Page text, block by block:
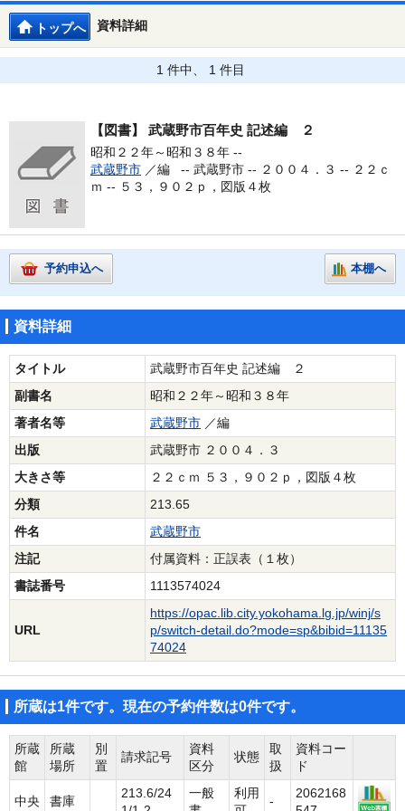
資料詳細
トップへ
1 件中、 1 件目
【図書】 武蔵野市百年史 記述編 ２
昭和２２年～昭和３８年 --
武蔵野市 ／編 -- 武蔵野市 -- ２００４．３ -- ２２ｃ
ｍ -- ５３，９０２ｐ，図版４枚
予約申込へ 本棚へ
資料詳細
タイトル
武蔵野市百年史 記述編 ２
副書名
昭和２２年～昭和３８年
著者名等
武蔵野市 ／編
出版
武蔵野市 ２００４．３
大きさ等
２２ｃｍ ５３，９０２ｐ，図版４枚
分類
213.65
件名
武蔵野市
注記
付属資料：正誤表（１枚）
書誌番号
1113574024
URL
https://opac.lib.city.yokohama.lg.jp/winj/s
p/switch-detail.do?mode=sp&bibid=11135
74024
所蔵は1件です。現在の予約件数は0件です。
所蔵
館
所蔵
場所
別
置
請求記号
資料
区分
状態
取
扱
資料コー
ド
中央 書庫
213.6/24
一般
利用
-
2062168